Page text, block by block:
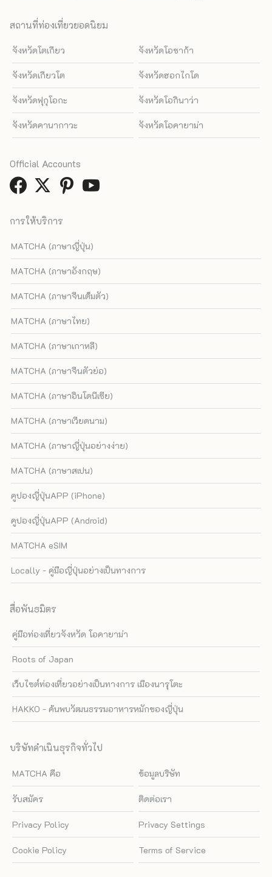
สถานที่ท่องเที่ยวยอดนิยม
จังหวัดโตเกียว จังหวัดโอซาก้า
จังหวัดเกียวโต จังหวัดฮอกไกโด
จังหวัดฟุกุโอกะ จังหวัดโอกินาว่า
จังหวัดคานากาวะ จังหวัดโอคายาม่า
การให้บริการ
MATCHA (ภาษาญี่ปุ่น)
MATCHA (ภาษาอังกฤษ)
MATCHA (ภาษาจีนเต็มตัว)
MATCHA (ภาษาไทย)
MATCHA (ภาษาเกาหลี)
MATCHA (ภาษาจีนตัวย่อ)
MATCHA (ภาษาอินโดนีเซีย)
MATCHA (ภาษาเวียดนาม)
MATCHA (ภาษาญี่ปุ่นอย่างง่าย)
MATCHA (ภาษาสเปน)
คูปองญี่ปุ่นAPP (iPhone)
คูปองญี่ปุ่นAPP (Android)
MATCHA eSIM
Locally - คู่มือญี่ปุ่นอย่างเป็นทางการ
สื่อพันธมิตร
คู่มือท่องเที่ยวจังหวัด โอคายาม่า
Roots of Japan
เว็บไซต์ท่องเที่ยวอย่างเป็นทางการ เมืองนารุโตะ
HAKKO - ค้นพบวัฒนธรรมอาหารหมักของญี่ปุ่น
บริษัทดำเนินธุรกิจทั่วไป
MATCHA คือ ข้อมูลบริษัท
รับสมัคร ติดต่อเรา
Privacy Policy Privacy Settings
Cookie Policy Terms of Service
Official Accounts